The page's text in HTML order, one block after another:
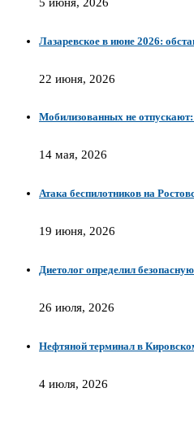
Лазаревское в июне 2026:
22 июня, 2026
Мобилизованных не
14 мая, 2026
Атака беспилотников на
19 июня, 2026
Диетолог определил
26 июля, 2026
Нефтяной терминал в
4 июля, 2026